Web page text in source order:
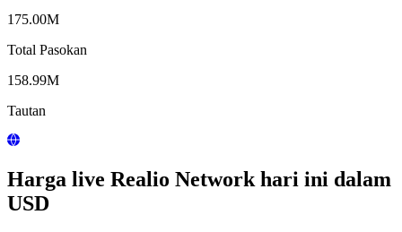
175.00M
Total Pasokan
158.99M
Tautan
Harga live Realio Network hari ini dalam
USD